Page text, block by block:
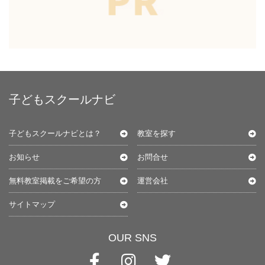
子どもスクールナビ
子どもスクールナビとは？ 教室を探す
お知らせ お問合せ
無料教室掲載をご希望の方 運営会社
サイトマップ
OUR SNS